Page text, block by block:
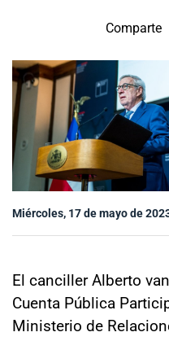
Subsecretaría de
Internacionales
Sala de prensa
modo claro
Comparte
Miércoles, 17 de mayo de
El canciller Alberto
Cuenta Pública
Ministerio de